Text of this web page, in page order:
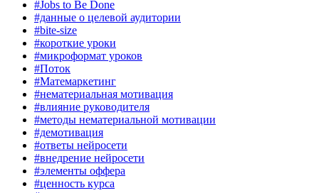
#Jobs to Be Done
#данные о целевой аудитории
#bite-size
#короткие уроки
#микроформат уроков
#Поток
#Матемаркетинг
#нематериальная мотивация
#влияние руководителя
#методы нематериальной мотивации
#демотивация
#ответы нейросети
#внедрение нейросети
#элементы оффера
#ценность курса